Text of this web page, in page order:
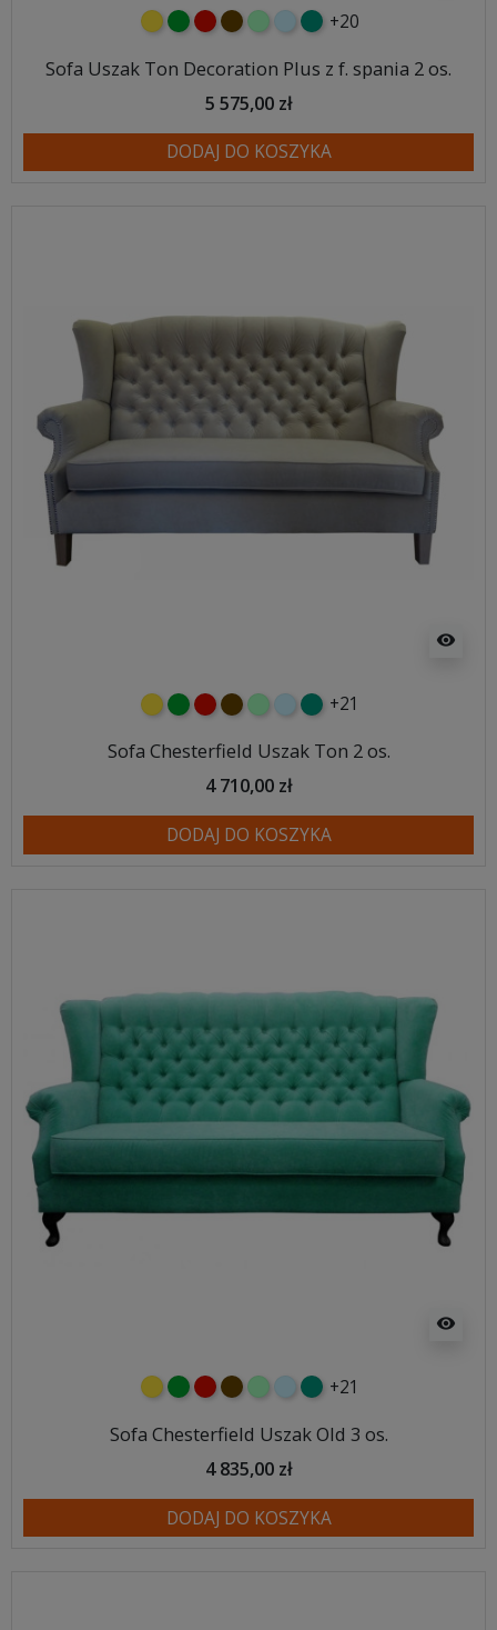
żółtyzielonyczerwony
czekoladowy
miętowybłękitny
turkusowy
+20
Sofa Uszak Ton Decoration Plus z f. spania 2 os.
5 575,00 zł
DODAJ DO KOSZYKA
visibility
żółtyzielonyczerwony
czekoladowy
miętowybłękitny
turkusowy
+21
Sofa Chesterfield Uszak Ton 2 os.
4 710,00 zł
DODAJ DO KOSZYKA
visibility
żółtyzielonyczerwony
czekoladowy
miętowybłękitny
turkusowy
+21
Sofa Chesterfield Uszak Old 3 os.
4 835,00 zł
DODAJ DO KOSZYKA